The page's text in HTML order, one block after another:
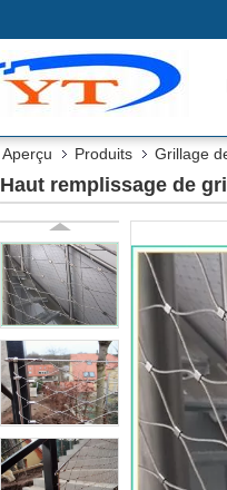
Aperçu Produits Grillage
Haut remplissage de